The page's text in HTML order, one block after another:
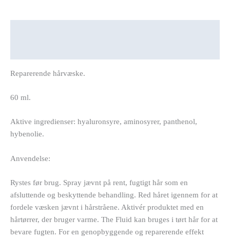
Reparerende hårvæske.
60 ml.
Aktive ingredienser: hyaluronsyre, aminosyrer, panthenol,
hybenolie.
Anvendelse:
Rystes før brug. Spray jævnt på rent, fugtigt hår som en
afsluttende og beskyttende behandling. Red håret igennem for at
fordele væsken jævnt i hårstråene. Aktivér produktet med en
hårtørrer, der bruger varme. The Fluid kan bruges i tørt hår for at
bevare fugten. For en genopbyggende og reparerende effekt